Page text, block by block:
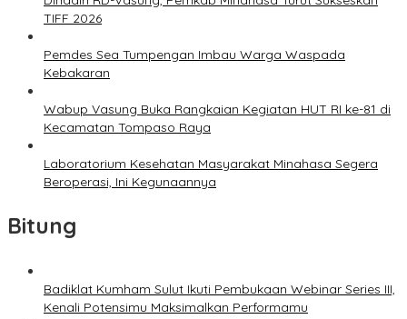
TIFF 2026
Pemdes Sea Tumpengan Imbau Warga Waspada
Kebakaran
Wabup Vasung Buka Rangkaian Kegiatan HUT RI ke-81 di
Kecamatan Tompaso Raya
Laboratorium Kesehatan Masyarakat Minahasa Segera
Beroperasi, Ini Kegunaannya
Bitung
Badiklat Kumham Sulut Ikuti Pembukaan Webinar Series III,
Kenali Potensimu Maksimalkan Performamu